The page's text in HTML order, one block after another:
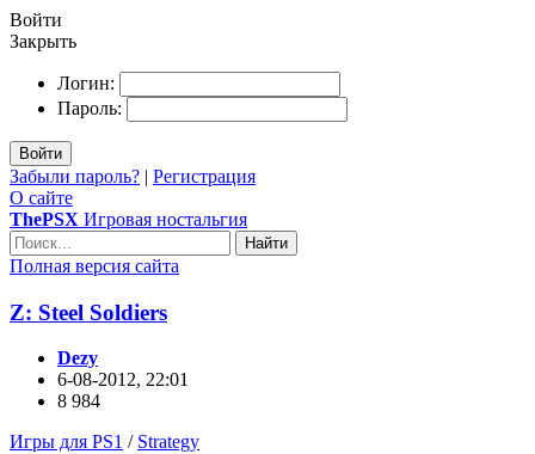
Войти
Закрыть
Логин:
Пароль:
Войти
Забыли пароль? | Регистрация
О сайте
ThePSX Игровая ностальгия
Найти
Полная версия сайта
Z: Steel Soldiers
Dezy
6-08-2012, 22:01
8 984
Игры для PS1 / Strategy